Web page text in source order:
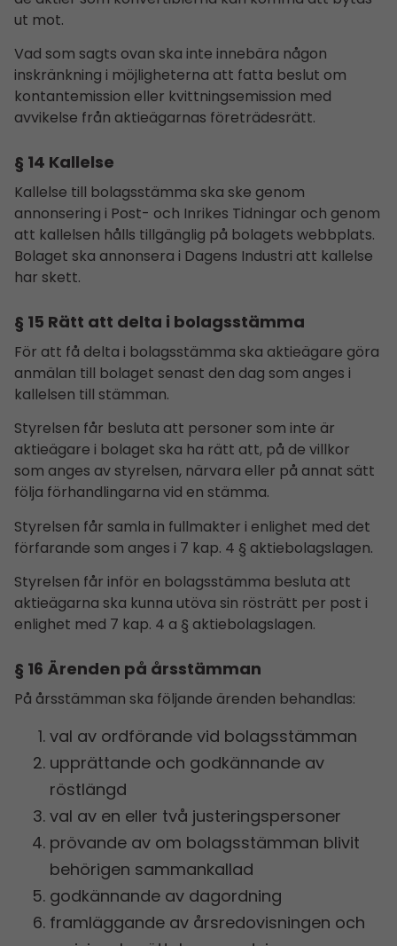
ut mot.
Vad som sagts ovan ska inte innebära någon
inskränkning i möjligheterna att fatta beslut om
kontantemission eller kvittningsemission med
avvikelse från aktieägarnas företrädesrätt.
§ 14 Kallelse
Kallelse till bolagsstämma ska ske genom
annonsering i Post- och Inrikes Tidningar och genom
att kallelsen hålls tillgänglig på bolagets webbplats.
Bolaget ska annonsera i Dagens Industri att kallelse
har skett.
§ 15 Rätt att delta i bolagsstämma
För att få delta i bolagsstämma ska aktieägare göra
anmälan till bolaget senast den dag som anges i
kallelsen till stämman.
Styrelsen får besluta att personer som inte är
aktieägare i bolaget ska ha rätt att, på de villkor
som anges av styrelsen, närvara eller på annat sätt
följa förhandlingarna vid en stämma.
Styrelsen får samla in fullmakter i enlighet med det
förfarande som anges i 7 kap. 4 § aktiebolagslagen.
Styrelsen får inför en bolagsstämma besluta att
aktieägarna ska kunna utöva sin rösträtt per post i
enlighet med 7 kap. 4 a § aktiebolagslagen.
§ 16 Ärenden på årsstämman
På årsstämman ska följande ärenden behandlas:
val av ordförande vid bolagsstämman
upprättande och godkännande av
röstlängd
val av en eller två justeringspersoner
prövande av om bolagsstämman blivit
behörigen sammankallad
godkännande av dagordning
framläggande av årsredo­visningen och